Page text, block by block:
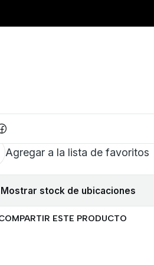
CASIO
AL CARRITO
Agregar a la lista de favoritos
Mostrar stock de ubicaciones
ESTE PRODUCTO